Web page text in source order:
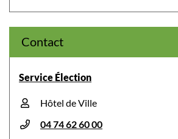
Contact
Service Élection
Hôtel de Ville
04 74 62 60 00